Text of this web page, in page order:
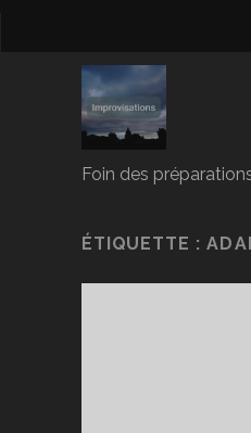
Foin des
ÉTIQUETTE :